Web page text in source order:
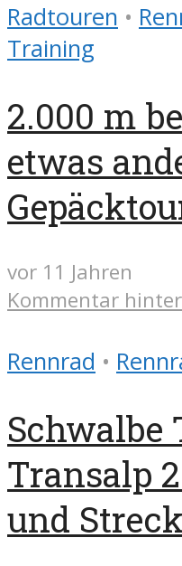
Radtouren •
Training
2.000 m
etwas
vor 11 Jahren
Kommentar
Rennrad •
Schwalbe
Transalp
und